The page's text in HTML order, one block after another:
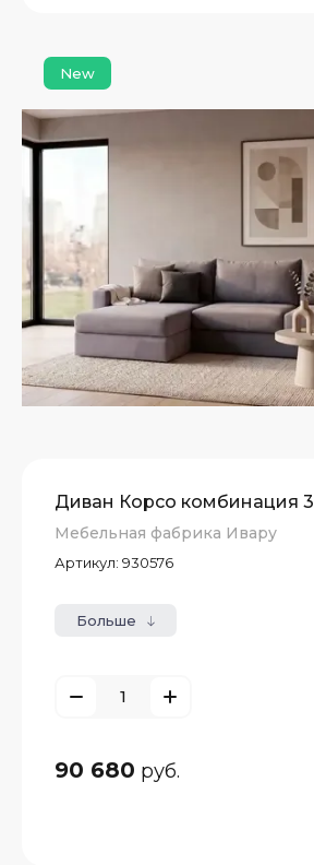
New
Диван Корсо комбинация 3
Мебельная фабрика Ивару
Артикул: 930576
Больше
90 680 руб.